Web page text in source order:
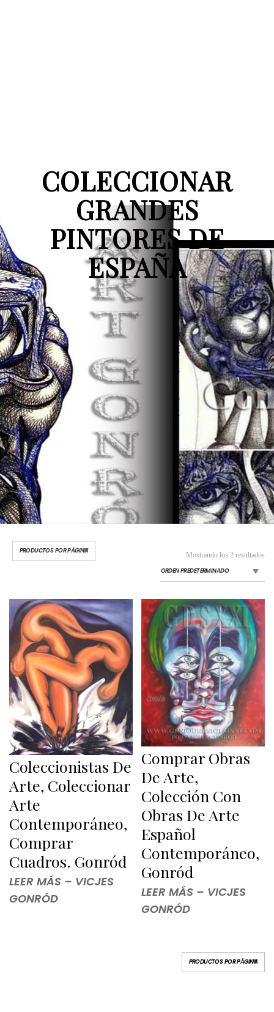
COLECCIONAR
GRANDES
PINTORES DE
ESPAÑA
Mostrando los 2 resultados
Coleccionistas De
Arte, Coleccionar
Arte
Contemporáneo,
Comprar
Cuadros. Gonród
LEER MÁS – VICJES
GONRÓD
Comprar Obras
De Arte,
Colección Con
Obras De Arte
Español
Contemporáneo,
Gonród
LEER MÁS – VICJES
GONRÓD